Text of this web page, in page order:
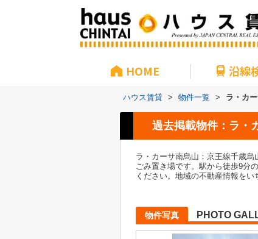
HOME 沿線
ハウス賃貸 > 物件一覧 > ラ・カ
過去掲載物件：ラ・
ラ・カーサ南烏山：京王線千歳
ごみ置き場です。駅から徒歩9分
ください。地域の不動産情報をい
物件写真 PHOTO